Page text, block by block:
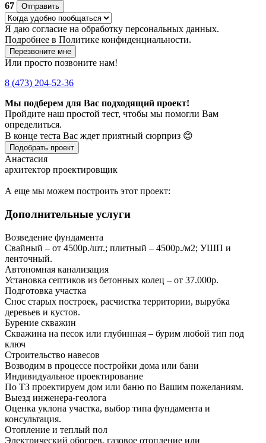
67
Отправить
Я даю согласие на обработку персональных данных.
Подробнее в Политике конфиденциальности.
Перезвоните мне
Или просто позвоните нам!
8 (473) 204-52-36
Мы подберем для Вас подходящий проект!
Пройдите наш простой тест, чтобы мы помогли Вам
определиться.
В конце теста Вас ждет приятный сюрприз 😊
Подобрать проект
Анастасия
архитектор проектировщик
А еще мы можем построить этот проект:
Дополнительные услуги
Возведение фундамента
Свайный – от 4500р./шт.; плитный – 4500р./м2; УШП и
ленточный.
Автономная канализация
Установка септиков из бетонных колец – от 37.000р.
Подготовка участка
Снос старых построек, расчистка территории, вырубка
деревьев и кустов.
Бурение скважин
Скважина на песок или глубинная – бурим любой тип под
ключ
Строительство навесов
Возводим в процессе постройки дома или бани
Индивидуальное проектирование
По ТЗ проектируем дом или баню по Вашим пожеланиям.
Выезд инженера-геолога
Оценка уклона участка, выбор типа фундамента и
консультация.
Отопление и теплый пол
Электрический обогрев, газовое отопление или